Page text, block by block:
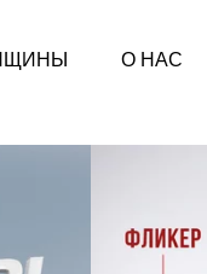
О НАС